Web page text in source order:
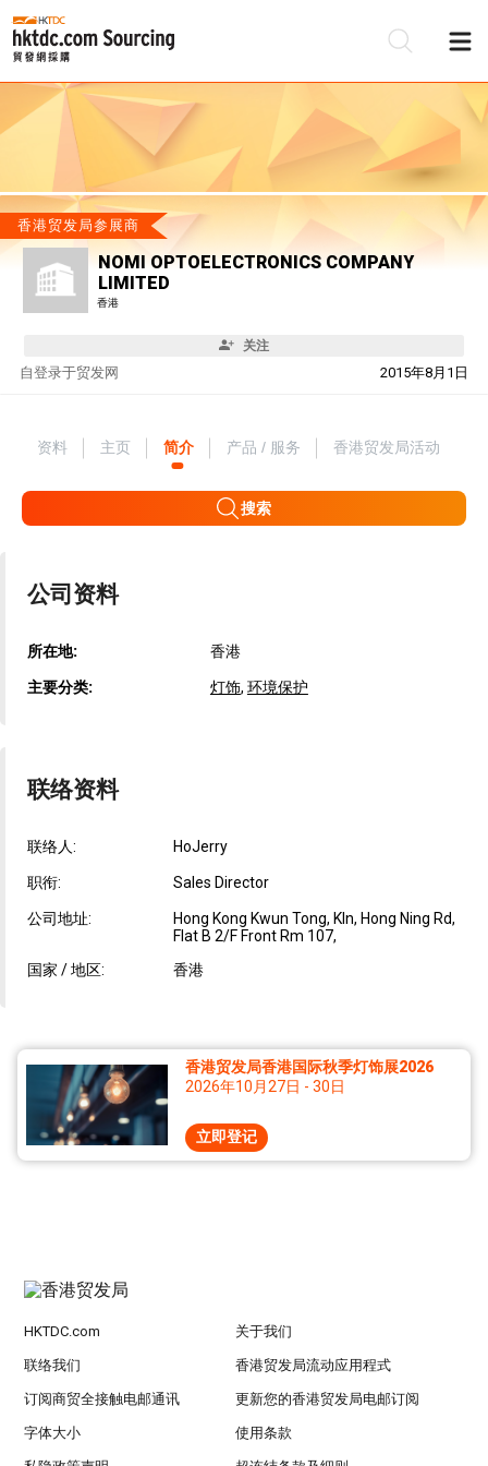
香港贸发局参展商
NOMI OPTOELECTRONICS COMPANY
LIMITED
香港
关注
自 2015年8月1日
登录于贸发网
资料 主页 简介 产品 / 服务 香港贸发局活动
搜索
公司资料
所在地: 香港
主要分类: 灯饰, 环境保护
联络资料
联络人: HoJerry
职衔: Sales Director
公司地址:
Hong Kong Kwun Tong, Kln, Hong Ning Rd,
Flat B 2/F Front Rm 107,
国家 / 地区:
香港
香港贸发局香港国际秋季灯饰展2026
2026年10月27日 - 30日
立即登记
HKTDC.com 关于我们
联络我们 香港贸发局流动应用程式
订阅商贸全接触电邮通讯 更新您的香港贸发局电邮订阅
字体大小 使用条款